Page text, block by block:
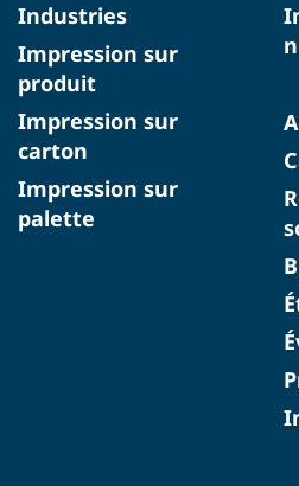
Industries
Impression sur
produit
Impression sur
carton
Impression sur
palette